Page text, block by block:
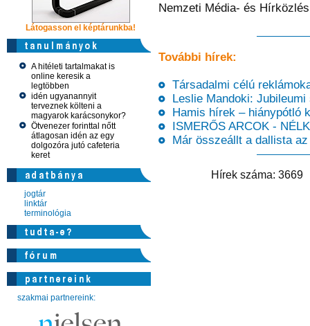
Látogasson el képtárunkba!
A hitéleti tartalmakat is
online keresik a
legtöbben
idén ugyanannyit
terveznek költeni a
magyarok karácsonykor?
Ötvenezer forinttal nőtt
átlagosan idén az egy
dolgozóra jutó cafeteria
keret
jogtár
linktár
terminológia
szakmai partnereink:
Nemzeti Média- és
További hírek:
Társadalmi célú
Leslie Mandoki: Jubileumi
Hamis hírek – hiánypótló
ISMERŐS ARCOK -
Már összeállt a dallista az
Hírek száma: